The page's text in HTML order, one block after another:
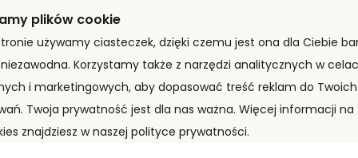
PROMOCJA!
Kontener morski 12m (40’HC) CIMU2581528
7 990,00 zł+ VAT
8 290,00zł
plików cookie
używamy ciasteczek, dzięki czemu jest ona dla Ciebie
Korzystamy także z narzędzi analitycznych w
i marketingowych, aby dopasować treść reklam do
Twoja prywatność jest dla nas ważna. Więcej informacji
znajdziesz w naszej polityce prywatności.